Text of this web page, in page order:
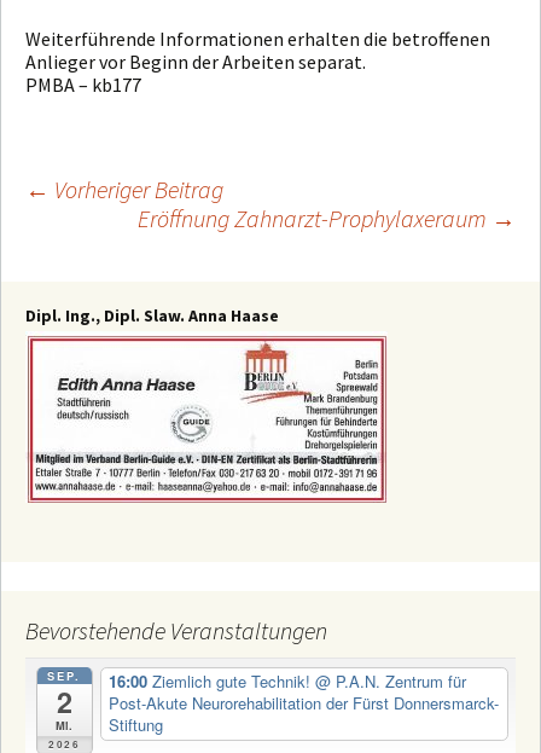
Weiterführende Informationen erhalten die betroffenen
Anlieger vor Beginn der Arbeiten separat.
PMBA – kb177
Beitragsnavigation
← Vorheriger Beitrag
Eröffnung Zahnarzt-Prophylaxeraum →
Dipl. Ing., Dipl. Slaw. Anna Haase
Bevorstehende Veranstaltungen
SEP.
2
Mi.
2026
16:00 Ziemlich gute Technik! @ P.A.N. Zentrum für
Post-Akute Neurorehabilitation der Fürst Donnersmarck-
Stiftung